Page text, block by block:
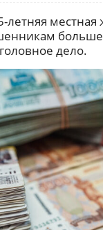
летняя
дело.